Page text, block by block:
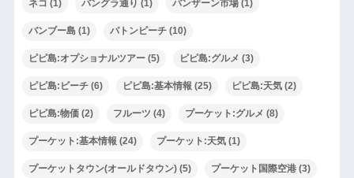
ネコ (1) バングラ通り (1) バンザーン市場(1)
バンブー島(1) パトンビーチ(10)
ピピ島:オプショナルツアー(5) ピピ島:グルメ (3)
ピピ島:ビーチ(6) ピピ島:基本情報 (25) ピピ島:天気(2)
ピピ島:物価(2) フルーツ (4) プーケット:グルメ (8)
プーケット:基本情報 (24) プーケット:天気(1)
プーケットタウン(オールドタウン)(5) プーケット国際空港(3)